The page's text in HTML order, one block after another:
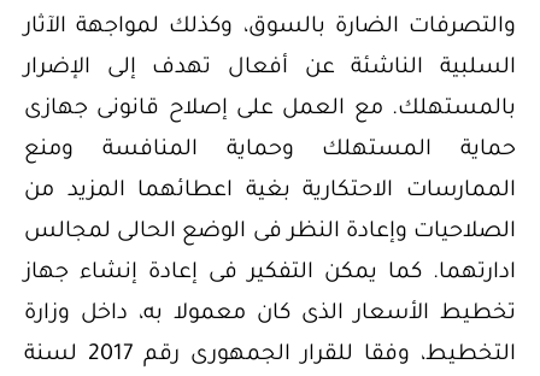
والتصرفات الضارة بالسوق، وكذلك لمواجهة الآثار
السلبية الناشئة عن أفعال تهدف إلى الإضرار
بالمستهلك. مع العمل على إصلاح قانونى جهازى
حماية المستهلك وحماية المنافسة ومنع
الممارسات الاحتكارية بغية اعطائهما المزيد من
الصلاحيات وإعادة النظر فى الوضع الحالى لمجالس
ادارتهما. كما يمكن التفكير فى إعادة إنشاء جهاز
تخطيط الأسعار الذى كان معمولا به، داخل وزارة
التخطيط، وفقا للقرار الجمهورى رقم 2017 لسنة